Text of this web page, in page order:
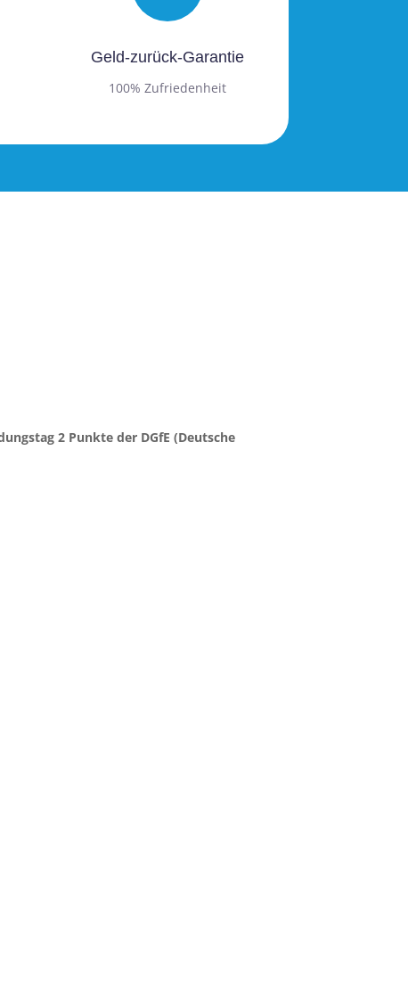
Geld-zurück-Garantie
100% Zufriedenheit
2 Punkte der DGfE (Deutsche